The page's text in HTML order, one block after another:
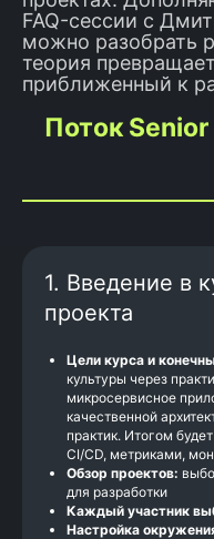
FAQ-сессии с
можно разобрать
теория
приближенный к
Поток Senior
1. Введение в
проекта
Цели курса и
культуры через
микросервисное
качественной
практик. Итогом
CI/CD, метриками,
Обзор проектов:
для разработки
Каждый участник
Настройка